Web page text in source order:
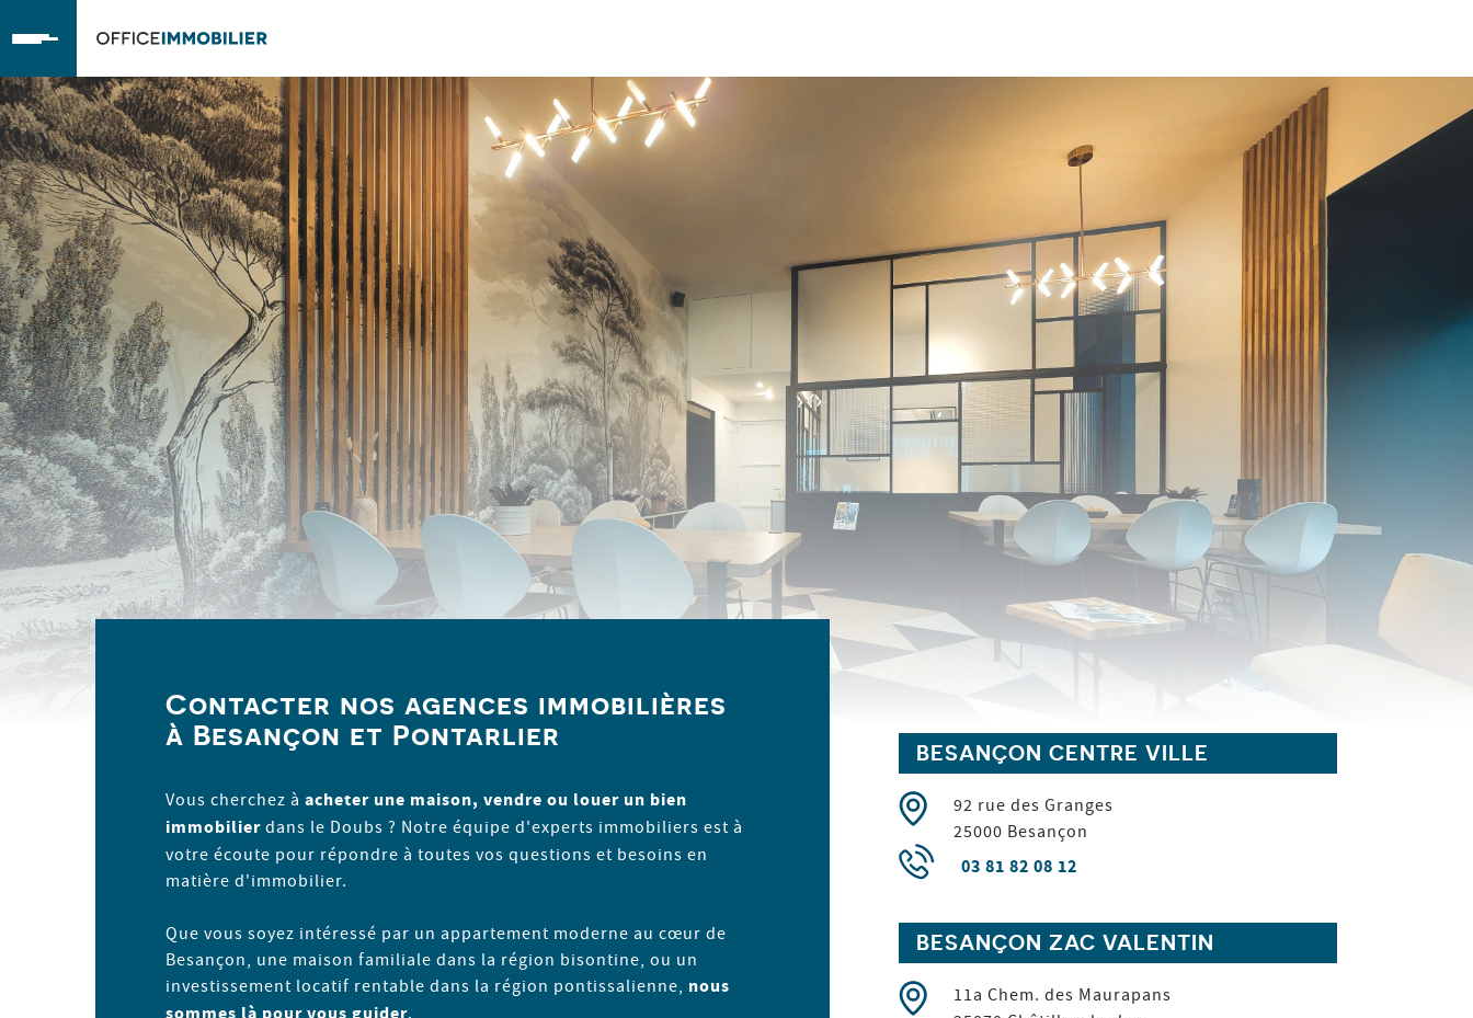
OfficeImmobilier
Contacter nos agences immobilières
à Besançon et Pontarlier
Vous cherchez à acheter une maison, vendre ou louer un bien
immobilier dans le Doubs ? Notre équipe d'experts immobiliers est à
votre écoute pour répondre à toutes vos questions et besoins en
matière d'immobilier.
Que vous soyez intéressé par un appartement moderne au cœur de
Besançon, une maison familiale dans la région bisontine, ou un
investissement locatif rentable dans la région pontissalienne, nous
sommes là pour vous guider.
BESANÇON CENTRE VILLE
92 rue des Granges
25000 Besançon
03 81 82 08 12
BESANÇON ZAC VALENTIN
11a Chem. des Maurapans